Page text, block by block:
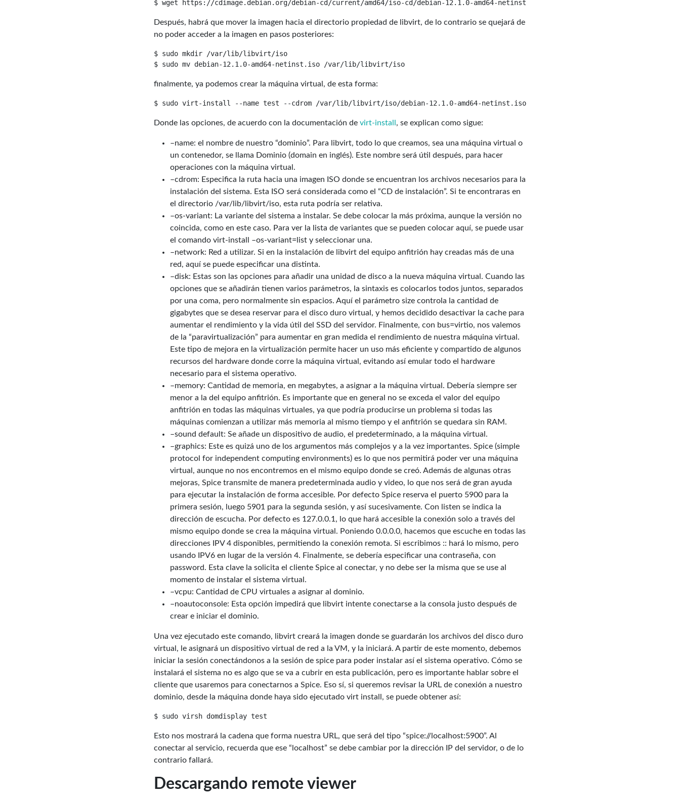
Después, habrá que mover la imagen hacia el directorio propiedad de libvirt, de lo contrario se quejará de
no poder acceder a la imagen en pasos posteriores:
$ sudo mkdir /var/lib/libvirt/iso
finalmente, ya podemos crear la máquina virtual, de esta forma:
Donde las opciones, de acuerdo con la documentación de virt-install , se explican como sigue:
–name: el nombre de nuestro “dominio”. Para libvirt, todo lo que creamos, sea una máquina virtual o
un contenedor, se llama Dominio (domain en inglés). Este nombre será útil después, para hacer
operaciones con la máquina virtual.
–cdrom: Especifica la ruta hacia una imagen ISO donde se encuentran los archivos necesarios para la
instalación del sistema. Esta ISO será considerada como el “CD de instalación”. Si te encontraras en
el directorio /var/lib/libvirt/iso, esta ruta podría ser relativa.
–os-variant: La variante del sistema a instalar. Se debe colocar la más próxima, aunque la versión no
coincida, como en este caso. Para ver la lista de variantes que se pueden colocar aquí, se puede usar
el comando virt-install –os-variant=list y seleccionar una.
–network: Red a utilizar. Si en la instalación de libvirt del equipo anfitrión hay creadas más de una
red, aquí se puede especificar una distinta.
–disk: Estas son las opciones para añadir una unidad de disco a la nueva máquina virtual. Cuando las
opciones que se añadirán tienen varios parámetros, la sintaxis es colocarlos todos juntos, separados
por una coma, pero normalmente sin espacios. Aquí el parámetro size controla la cantidad de
gigabytes que se desea reservar para el disco duro virtual, y hemos decidido desactivar la cache para
aumentar el rendimiento y la vida útil del SSD del servidor. Finalmente, con bus=virtio, nos valemos
de la “paravirtualización” para aumentar en gran medida el rendimiento de nuestra máquina virtual.
Este tipo de mejora en la virtualización permite hacer un uso más eficiente y compartido de algunos
recursos del hardware donde corre la máquina virtual, evitando así emular todo el hardware
necesario para el sistema operativo.
–memory: Cantidad de memoria, en megabytes, a asignar a la máquina virtual. Debería siempre ser
menor a la del equipo anfitrión. Es importante que en general no se exceda el valor del equipo
anfitrión en todas las máquinas virtuales, ya que podría producirse un problema si todas las
máquinas comienzan a utilizar más memoria al mismo tiempo y el anfitrión se quedara sin RAM.
–sound default: Se añade un dispositivo de audio, el predeterminado, a la máquina virtual.
–graphics: Este es quizá uno de los argumentos más complejos y a la vez importantes. Spice (simple
protocol for independent computing environments) es lo que nos permitirá poder ver una máquina
virtual, aunque no nos encontremos en el mismo equipo donde se creó. Además de algunas otras
mejoras, Spice transmite de manera predeterminada audio y video, lo que nos será de gran ayuda
para ejecutar la instalación de forma accesible. Por defecto Spice reserva el puerto 5900 para la
primera sesión, luego 5901 para la segunda sesión, y así sucesivamente. Con listen se indica la
dirección de escucha. Por defecto es 127.0.0.1, lo que hará accesible la conexión solo a través del
mismo equipo donde se crea la máquina virtual. Poniendo 0.0.0.0, hacemos que escuche en todas las
direcciones IPV 4 disponibles, permitiendo la conexión remota. Si escribimos :: hará lo mismo, pero
usando IPV6 en lugar de la versión 4. Finalmente, se debería especificar una contraseña, con
password. Esta clave la solicita el cliente Spice al conectar, y no debe ser la misma que se use al
momento de instalar el sistema virtual.
–vcpu: Cantidad de CPU virtuales a asignar al dominio.
–noautoconsole: Esta opción impedirá que libvirt intente conectarse a la consola justo después de
crear e iniciar el dominio.
Una vez ejecutado este comando, libvirt creará la imagen donde se guardarán los archivos del disco duro
virtual, le asignará un dispositivo virtual de red a la VM, y la iniciará. A partir de este momento, debemos
iniciar la sesión conectándonos a la sesión de spice para poder instalar así el sistema operativo. Cómo se
instalará el sistema no es algo que se va a cubrir en esta publicación, pero es importante hablar sobre el
cliente que usaremos para conectarnos a Spice. Eso sí, si queremos revisar la URL de conexión a nuestro
dominio, desde la máquina donde haya sido ejecutado virt install, se puede obtener así:
Esto nos mostrará la cadena que forma nuestra URL, que será del tipo “spice://localhost:5900”. Al
conectar al servicio, recuerda que ese “localhost” se debe cambiar por la dirección IP del servidor, o de lo
contrario fallará.
Descargando remote viewer